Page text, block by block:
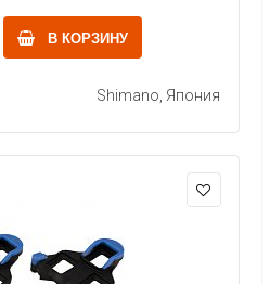
В КОРЗИНУ
Shimano, Япония